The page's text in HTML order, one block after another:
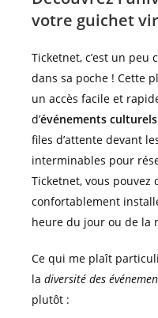
votre guichet
Ticketnet, c’est un
dans sa poche ! Cette
un accès facile et
d’événements
files d’attente devant
interminables pour
Ticketnet, vous pouvez
confortablement
heure du jour ou de la
Ce qui me plaît
la diversité des
plutôt :